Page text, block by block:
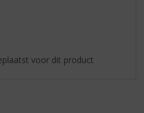
voor dit product